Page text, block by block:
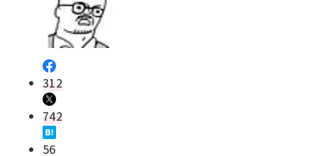
312
742
56